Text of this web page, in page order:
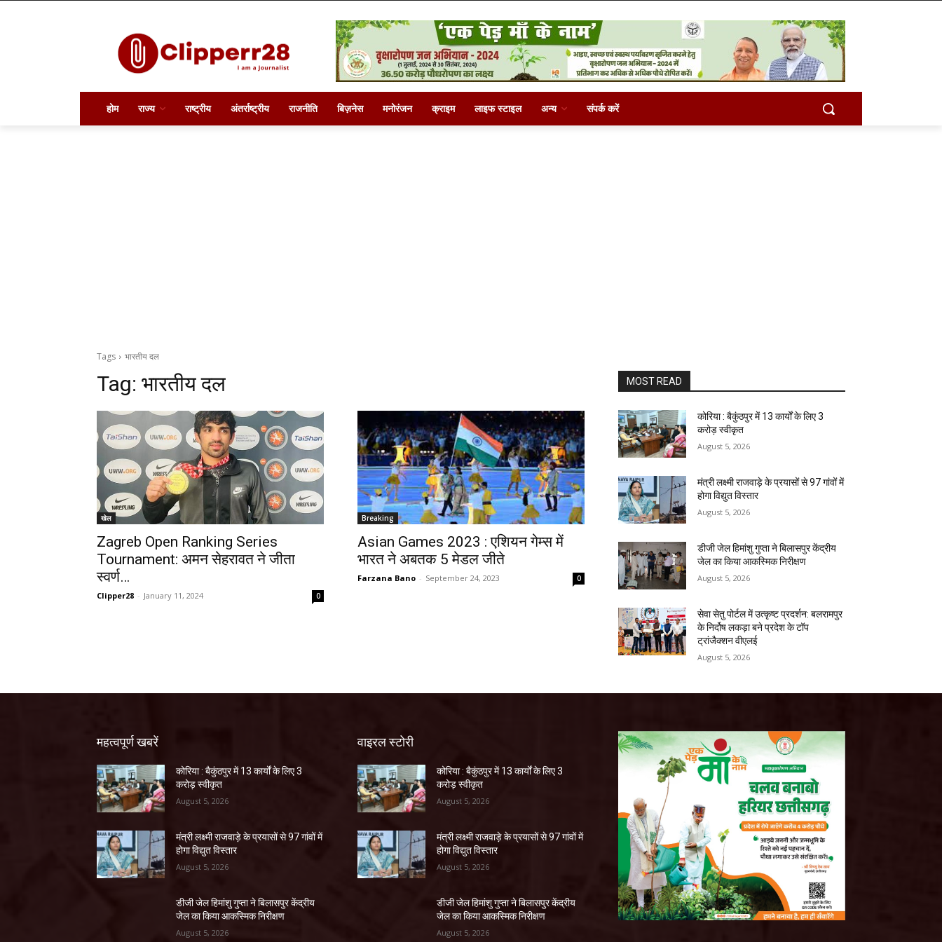
होम राज्य राष्ट्रीय अंतर्राष्ट्रीय राजनीति बिज़नेस मनोरंजन क्राइम लाइफ स्टाइल अन्य संपर्क करें
Tags भारतीय दल
Tag: भारतीय दल
खेल
Zagreb Open Ranking Series
Tournament: अमन सेहरावत ने जीता
स्वर्ण…
Clipper28 - January 11, 2024 0
Breaking
Asian Games 2023 : एशियन गेम्स में
भारत ने अबतक 5 मेडल जीते
Farzana Bano - September 24, 2023 0
MOST READ
कोरिया : बैकुंठपुर में 13 कार्यों के लिए 3
करोड़ स्वीकृत
August 5, 2026
मंत्री लक्ष्मी राजवाड़े के प्रयासों से 97 गांवों में
होगा विद्युत विस्तार
August 5, 2026
डीजी जेल हिमांशु गुप्ता ने बिलासपुर केंद्रीय
जेल का किया आकस्मिक निरीक्षण
August 5, 2026
सेवा सेतु पोर्टल में उत्कृष्ट प्रदर्शन: बलरामपुर
के निर्दोष लकड़ा बने प्रदेश के टॉप
ट्रांजैक्शन वीएलई
August 5, 2026
महत्वपूर्ण खबरें
कोरिया : बैकुंठपुर में 13 कार्यों के लिए 3
करोड़ स्वीकृत
August 5, 2026
मंत्री लक्ष्मी राजवाड़े के प्रयासों से 97 गांवों में
होगा विद्युत विस्तार
August 5, 2026
डीजी जेल हिमांशु गुप्ता ने बिलासपुर केंद्रीय
जेल का किया आकस्मिक निरीक्षण
August 5, 2026
वाइरल स्टोरी
कोरिया : बैकुंठपुर में 13 कार्यों के लिए 3
करोड़ स्वीकृत
August 5, 2026
मंत्री लक्ष्मी राजवाड़े के प्रयासों से 97 गांवों में
होगा विद्युत विस्तार
August 5, 2026
डीजी जेल हिमांशु गुप्ता ने बिलासपुर केंद्रीय
जेल का किया आकस्मिक निरीक्षण
August 5, 2026